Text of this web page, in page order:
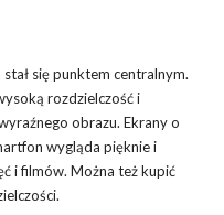
się punktem centralnym.
rozdzielczość i
obrazu. Ekrany o
wygląda pięknie i
i filmów. Można też kupić